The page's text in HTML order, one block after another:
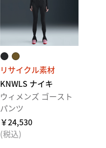
リサイクル素材
KNWLS ナイキ
ウィメンズ ゴースト
パンツ
￥24,530
(税込)